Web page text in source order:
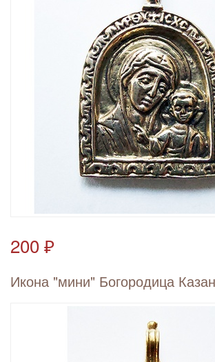
200 ₽
Икона "мини" Богородица